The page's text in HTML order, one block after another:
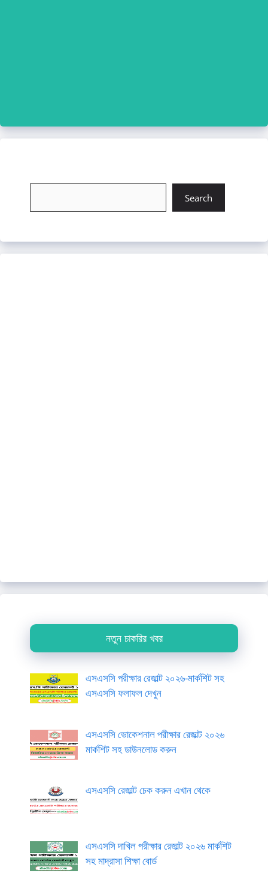
Search
নতুন চাকরির খবর
এসএসসি পরীক্ষার রেজাল্ট ২০২৬-মার্কশিট সহ
এসএসসি ফলাফল দেখুন
এসএসসি ভোকেশনাল পরীক্ষার রেজাল্ট ২০২৬
মার্কশিট সহ ডাউনলোড করুন
এসএসসি রেজাল্ট চেক করুন এখান থেকে
এসএসসি দাখিল পরীক্ষার রেজাল্ট ২০২৬ মার্কশিট
সহ মাদ্রাসা শিক্ষা বোর্ড